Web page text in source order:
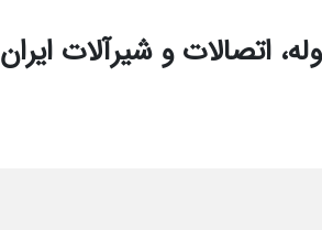
اتصالات و شیرآلات ایران